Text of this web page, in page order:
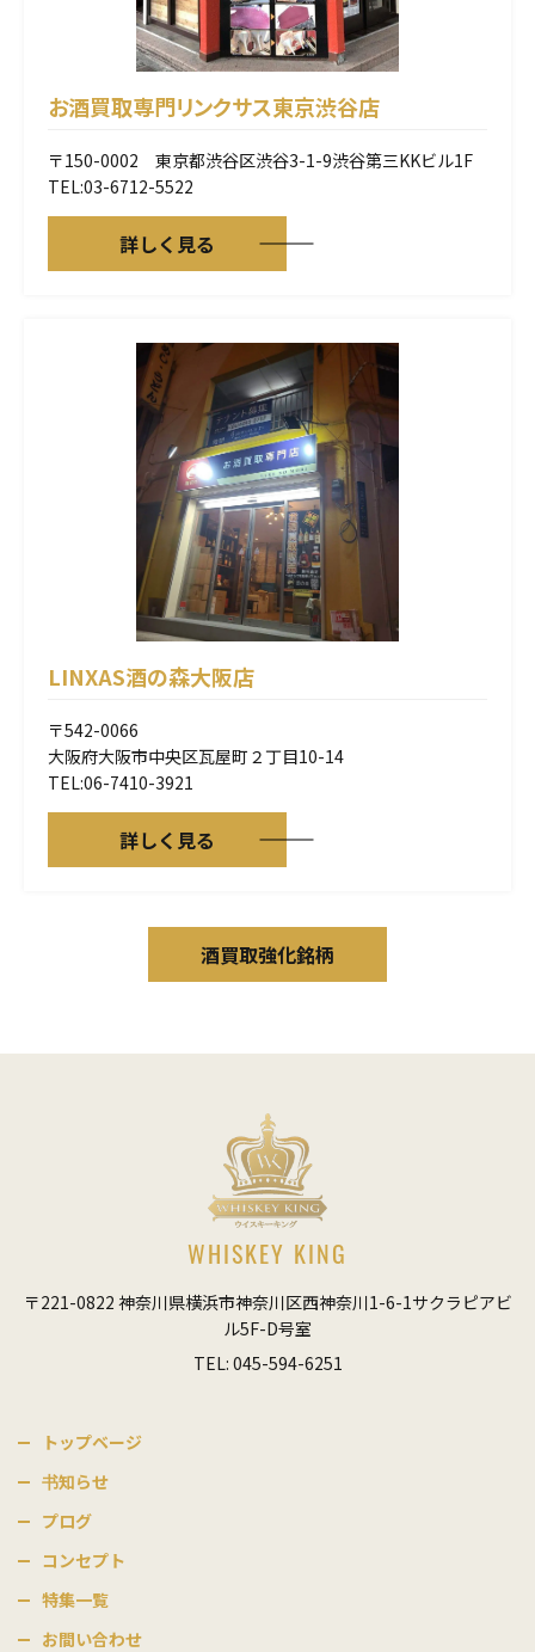
お酒買取専門リンクサス東京渋谷店
〒150-0002 東京都渋谷区渋谷3-1-9渋谷第三KKビル1F
TEL:03-6712-5522
詳しく見る
LINXAS酒の森大阪店
〒542-0066
大阪府大阪市中央区瓦屋町２丁目10-14
TEL:06-7410-3921
詳しく見る
酒買取強化銘柄
WHISKEY KING
〒221-0822 神奈川県横浜市神奈川区西神奈川1-6-1サクラピアビ
ル5F-D号室
TEL: 045-594-6251
トップベージ
书知らせ
プログ
コンセプト
特集一覧
お間い合わせ